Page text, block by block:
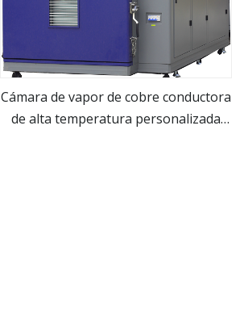
ver más
Cámara de vapor de cobre conductora
de alta temperatura personalizada